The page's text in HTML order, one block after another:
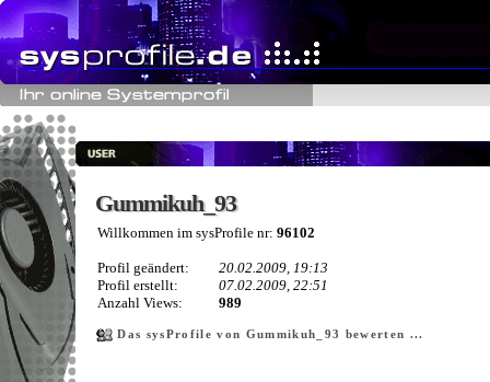
Gummikuh_93
Gummikuh_93
Willkommen im sysProfile nr: 96102
Profil geändert:
20.02.2009, 19:13
Profil erstellt:
07.02.2009, 22:51
Anzahl Views:
989
Das sysProfile von Gummikuh_93 bewerten ...